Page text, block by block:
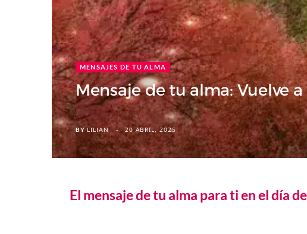
MENSAJES DE TU ALMA
Mensaje de tu alma: Vuelve a
BY LILIAN 20 ABRIL, 2025
El mensaje de tu alma para ti en el día